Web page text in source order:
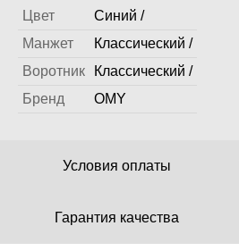
Цвет
Синий /
Манжет
Классический /
Воротник
Классический /
Бренд
OMY
Условия оплаты
Гарантия качества